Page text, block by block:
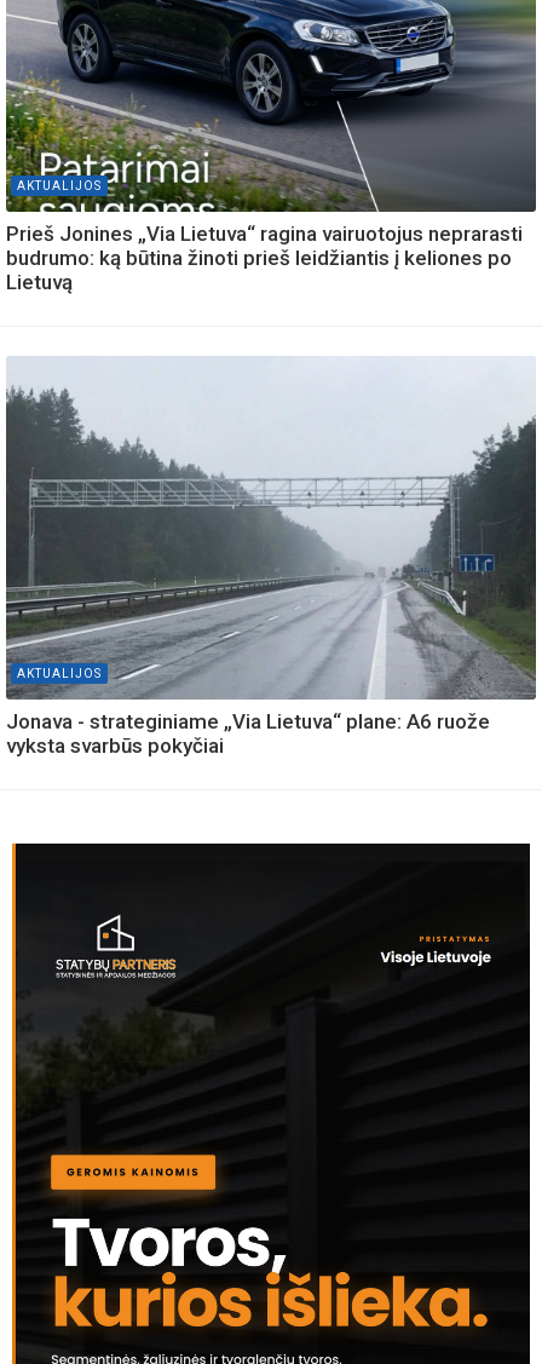
AKTUALIJOS
Prieš Jonines „Via Lietuva“ ragina vairuotojus neprarasti
budrumo: ką būtina žinoti prieš leidžiantis į keliones po
Lietuvą
AKTUALIJOS
Jonava - strateginiame „Via Lietuva“ plane: A6 ruože
vyksta svarbūs pokyčiai